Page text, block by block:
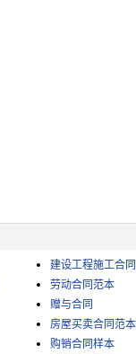
建设工程施工合同
劳动合同范本
赠与合同
房屋买卖合同范本
购销合同样本